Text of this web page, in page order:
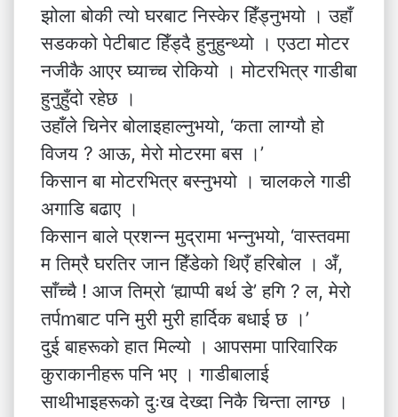
झोला बोकी त्यो घरबाट निस्केर हिँड्नुभयो । उहाँ
सडकको पेटीबाट हिँड्दै हुनुहुन्थ्यो । एउटा मोटर
नजीकै आएर घ्याच्च रोकियो । मोटरभित्र गाडीबा
हुनुहुँदो रहेछ ।
उहाँले चिनेर बोलाइहाल्नुभयो, ‘कता लाग्यौ हो
विजय ? आऊ, मेरो मोटरमा बस ।’
किसान बा मोटरभित्र बस्नुभयो । चालकले गाडी
अगाडि बढाए ।
किसान बाले प्रशन्न मुद्रामा भन्नुभयो, ‘वास्तवमा
म तिम्रै घरतिर जान हिँडेको थिएँ हरिबोल । अँ,
साँच्चै ! आज तिम्रो ‘ह्याप्पी बर्थ डे’ हगि ? ल, मेरो
तर्पmबाट पनि मुरी मुरी हार्दिक बधाई छ ।’
दुई बाहरूको हात मिल्यो । आपसमा पारिवारिक
कुराकानीहरू पनि भए । गाडीबालाई
साथीभाइहरूको दुःख देख्दा निकै चिन्ता लाग्छ ।